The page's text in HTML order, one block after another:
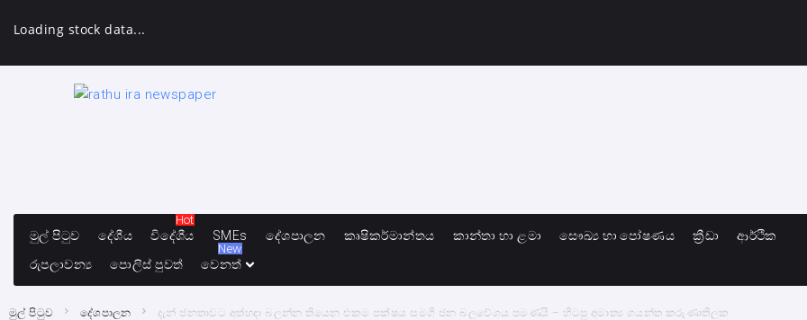
Loading stock data...
මුල් පිටුව දේශීය විදේශීය
Hot
SMEs
දේශපාලන කෘෂිකර්මාන්තය කාන්තා හා ළමා සෞඛ්‍ය හා පෝෂණය ක්‍රීඩා
ආර්ථික
රුපලාවන්‍ය
පොලිස් පුවත් වෙනත්
New
මුල් පිටුව දේශපාලන දැන් ජනතාවට අත්හදා බලන්න තියෙන එකම පක්ෂය සමගි ජන බලවේගය පමණයි – හිටපු අමාත්‍ය ගයන්ත කරුණාතිලක